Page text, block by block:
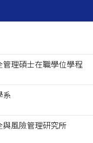
管理碩士在職學位學程
系
與風險管理研究所